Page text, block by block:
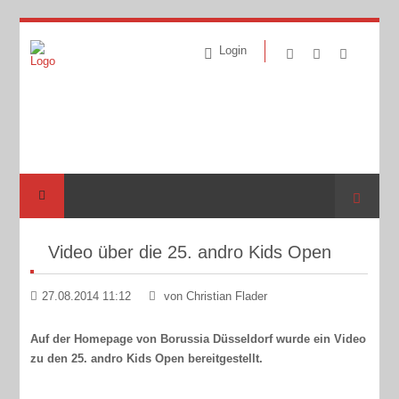
Login
Suche
Video über die 25. andro Kids Open
27.08.2014 11:12 von Christian Flader
Auf der Homepage von Borussia Düsseldorf wurde ein Video
zu den 25. andro Kids Open bereitgestellt.